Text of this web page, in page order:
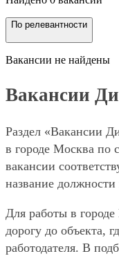
По релевантности
Вакансии не найдены
Вакансии
Раздел «Вакансии
в городе Москва по
вакансии
название
Для работы в
дорогу до объекта,
работодателя. В